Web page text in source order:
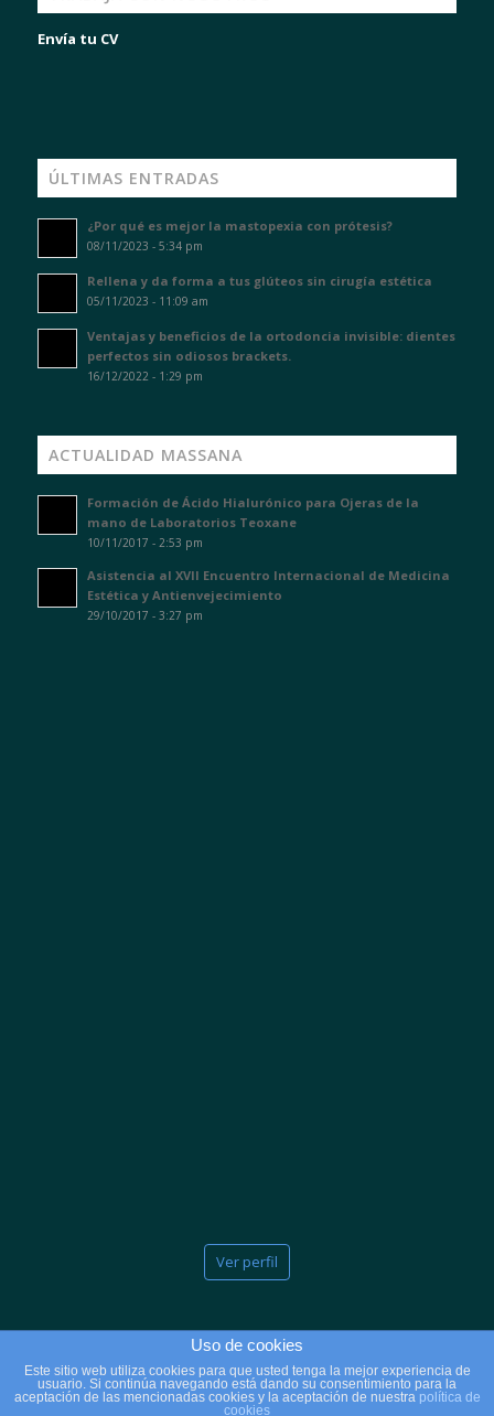
Envía tu CV
ÚLTIMAS ENTRADAS
¿Por qué es mejor la mastopexia con prótesis?
08/11/2023 - 5:34 pm
Rellena y da forma a tus glúteos sin cirugía estética
05/11/2023 - 11:09 am
Ventajas y beneficios de la ortodoncia invisible: dientes
perfectos sin odiosos brackets.
16/12/2022 - 1:29 pm
ACTUALIDAD MASSANA
Formación de Ácido Hialurónico para Ojeras de la
mano de Laboratorios Teoxane
10/11/2017 - 2:53 pm
Asistencia al XVII Encuentro Internacional de Medicina
Estética y Antienvejecimiento
29/10/2017 - 3:27 pm
Ver perfil
2025 © Copyright - Clínicas Massana
Uso de cookies
Este sitio web utiliza cookies para que usted tenga la mejor experiencia de
usuario. Si continúa navegando está dando su consentimiento para la
aceptación de las mencionadas cookies y la aceptación de nuestra política de
cookies